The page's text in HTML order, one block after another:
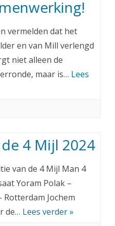
vermelden dat het
en van Mill verlengd
niet alleen de
maar is… Lees
4 Mijl 2024
van de 4 Mijl Man 4
Yoram Polak –
Rotterdam Jochem
de… Lees verder »